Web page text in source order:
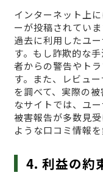
インターネット上
ーが投稿されてい
過去に利用したユ
す。もし詐欺的な
者からの警告やト
す。また、レビュ
を調べて、実際の
なサイトでは、ユ
被害報告が多数見
ような口コミ情報
4. 利益の約